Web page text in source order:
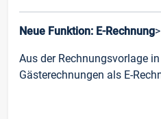
Neue Funktion: E-Rechnung>
Aus der Rechnungsvorlage
Gästerechnungen als E-